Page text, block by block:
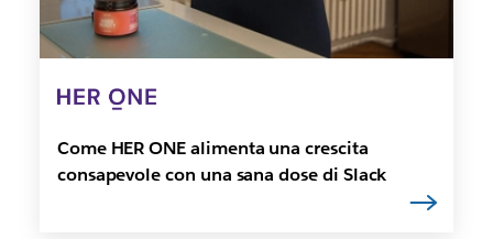
Come HER ONE alimenta una crescita
consapevole con una sana dose di Slack